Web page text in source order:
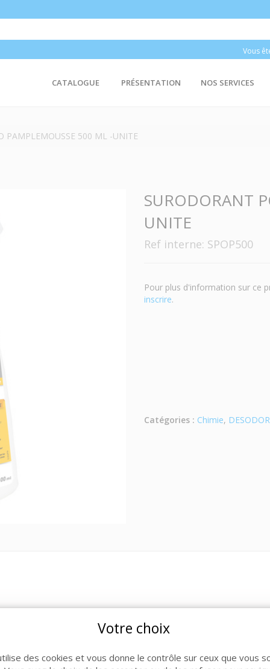
Vous
CATALOGUE PRÉSENTATION NOS SERVICES
PAMPLEMOUSSE 500 ML -UNITE
SURODORANT
UNITE
Ref interne: SPOP500
Pour plus d'information sur ce
inscrire.
Catégories : Chimie,
ARTICLES CONNEXES
de produits, découvrez également ces produits
Votre choix
des cookies et vous donne le contrôle sur ceux que vous